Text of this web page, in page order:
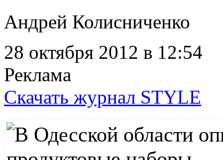
Андрей Колисниченко
28 октября 2012 в 12:54
Реклама
Скачать журнал STYLE